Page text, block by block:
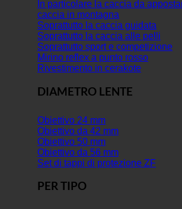
In particolare la caccia da
caccia in montagna
Soprattutto la caccia guidata
Soprattutto la caccia alle pelli
Soprattutto sport e competizione
Mirino reflex a punto rosso
Rivestimento in cerakote
DIAMETRO LENTE
Obiettivo 24 mm
Obiettivo da 42 mm
Obiettivo 50 mm
Obiettivo da 56 mm
Set di tappi di protezione ZF
PER TIPO